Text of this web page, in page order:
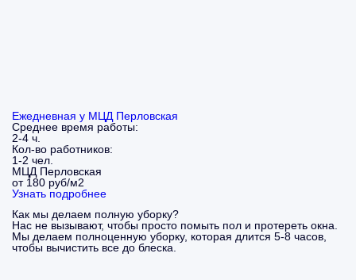
Ежедневная у МЦД Перловская
Среднее время работы:
2-4 ч.
Кол-во работников:
1-2 чел.
МЦД Перловская
от 180 руб/м2
Узнать подробнее
Как мы делаем полную уборку?
Нас не вызывают, чтобы просто помыть пол и протереть окна.
Мы делаем полноценную уборку, которая длится 5-8 часов,
чтобы вычистить все до блеска.